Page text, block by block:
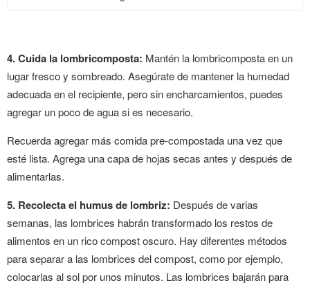
4. Cuida la lombricomposta: Mantén la lombricomposta en un
lugar fresco y sombreado. Asegúrate de mantener la humedad
adecuada en el recipiente, pero sin encharcamientos, puedes
agregar un poco de agua si es necesario.
Recuerda agregar más comida pre-compostada una vez que
esté lista. Agrega una capa de hojas secas antes y después de
alimentarlas.
5. Recolecta el humus de lombriz: Después de varias
semanas, las lombrices habrán transformado los restos de
alimentos en un rico compost oscuro. Hay diferentes métodos
para separar a las lombrices del compost, como por ejemplo,
colocarlas al sol por unos minutos. Las lombrices bajarán para